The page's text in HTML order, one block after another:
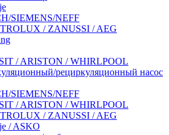
SIEMENS/NEFF
/ ZANUSSI / AEG
/ ARISTON / WHIRLPOOL
рециркуляционный насос
SIEMENS/NEFF
/ ARISTON / WHIRLPOOL
/ ZANUSSI / AEG
/ ASKO